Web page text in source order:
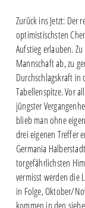
Zurück ins Jetzt: Der
optimistischsten
Aufstieg erlauben.
Mannschaft ab, zu
Durchschlagskraft
Tabellenspitze. Vor
jüngster
blieb man ohne
drei eigenen Treffer
Germania
torgefährlichsten
vermisst werden die
in Folge, Oktober/